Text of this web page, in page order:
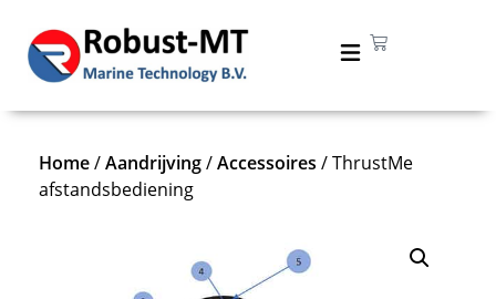
Home/Aandrijving/Accessoires / ThrustMe
afstandsbediening